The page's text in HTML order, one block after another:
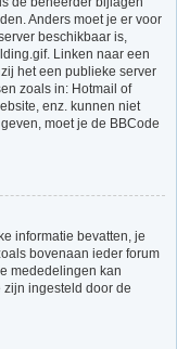
Anders moet je er voor
beschikbaar is,
Linken naar een
het een publieke server
zoals in: Hotmail of
enz. kunnen niet
moet je de BBCode
informatie bevatten, je
bovenaan ieder forum
mededelingen kan
ingesteld door de